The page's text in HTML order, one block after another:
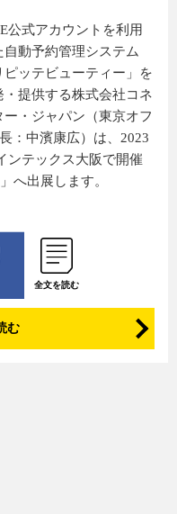
公式アカウントを利用
自動予約管理システム
ピッテビューティー」を
・提供する株式会社コネ
ー・ジャパン（東京オフ
：中濱康広）は、2023
ンテックス大阪で開催
へ出展します。
全文を読む
む